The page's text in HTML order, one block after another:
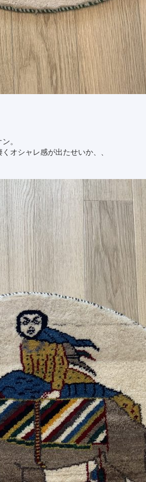
。
オシャレ感が出たせいか、、